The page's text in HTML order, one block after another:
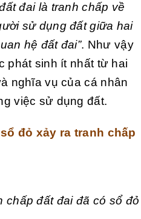
đai là tranh chấp về
sử dụng đất giữa hai
hệ đất đai”. Như vậy
phát sinh ít nhất từ hai
nghĩa vụ của cá nhân
việc sử dụng đất.
đỏ xảy ra tranh chấp
chấp đất đai đã có sổ đỏ